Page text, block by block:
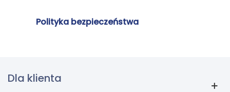
Polityka bezpieczeństwa
Dla klienta